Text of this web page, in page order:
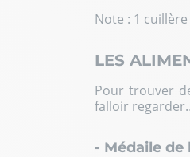
Note : 1
LES
Pour trouver
falloir
- Médaile de